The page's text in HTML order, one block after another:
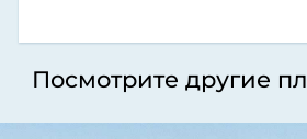
Посмотрите другие